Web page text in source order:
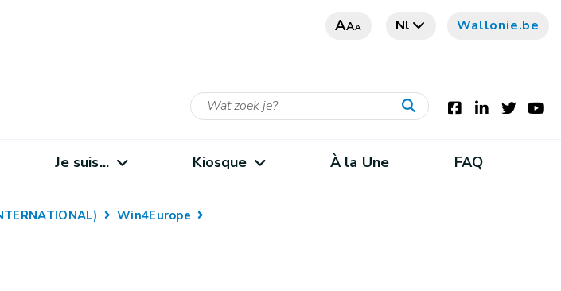
AAA Nl Wallonie.be
Je suis... Kiosque À la Une FAQ
Win4Europe